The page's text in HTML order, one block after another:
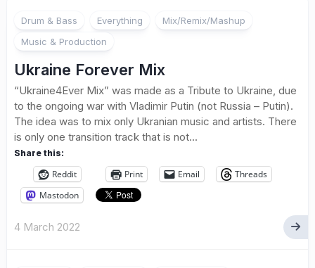
Drum & Bass Everything
Mix/Remix/Mashup
Music & Production
Ukraine Forever Mix
“Ukraine4Ever Mix” was made as a Tribute to Ukraine, due
to the ongoing war with Vladimir Putin (not Russia – Putin).
The idea was to mix only Ukranian music and artists. There
is only one transition track that is not...
Share this:
Reddit Print Email
Threads
Mastodon
4 March 2022